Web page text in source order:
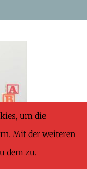
um die
Mit der weiteren
dem zu.